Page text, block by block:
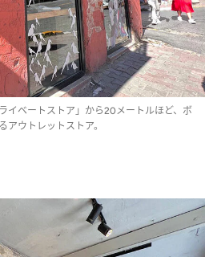
イベートストア」から20メートルほど、ボ
アウトレットストア。